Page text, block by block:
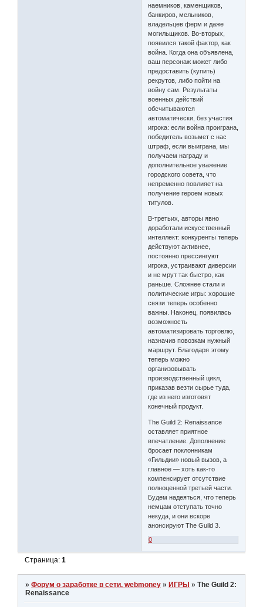
наемников, каменщиков,
банкиров, мельников,
владельцев ферм и даже
могильщиков. Во-вторых,
появился такой фактор, как
война. Когда она объявлена,
ваш персонаж может либо
предоставить (купить)
рекрутов, либо пойти на
войну сам. Результаты
военных действий
обсчитываются
автоматически, без участия
игрока: если война проиграна,
победитель возьмет с нас
штраф, если выиграна, мы
получаем награду и
дополнительное уважение
городского совета, что
непременно повлияет на
получение героем новых
титулов.
В-третьих, авторы явно
доработали искусственный
интеллект: конкуренты теперь
действуют активнее,
постоянно прессингуют
игрока, устраивают диверсии
и не мрут так быстро, как
раньше. Сложнее стали и
политические игры: хорошие
связи теперь особенно
важны. Наконец, появилась
возможность
автоматизировать торговлю,
назначив повозкам нужный
маршрут. Благодаря этому
теперь можно
организовывать
производственный цикл,
приказав везти сырье туда,
где из него изготовят
конечный продукт.
The Guild 2: Renaissance
оставляет приятное
впечатление. Дополнение
бросает поклонникам
«Гильдии» новый вызов, а
главное — хоть как-то
компенсирует отсутствие
полноценной третьей части.
Будем надеяться, что теперь
немцам отступать точно
некуда, и они вскоре
анонсируют The Guild 3.
0
Страница:1
»Форум о заработке в сети, webmoney » ИГРЫ »The Guild 2:
Renaissance